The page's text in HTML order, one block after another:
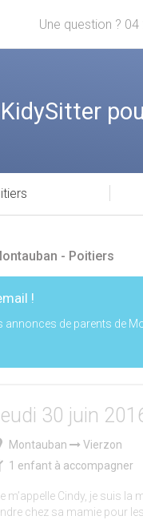
Une question ?
- Poitiers
!
annonces de parents de
30 juin
Montauban
Vierzon
1 enfant à accompagner
m’appelle Cindy, je suis
chez sa mamie pour